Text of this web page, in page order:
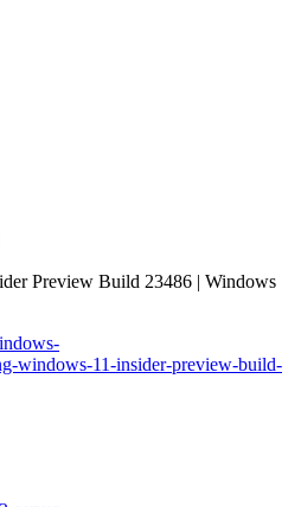
Preview Build 23486 | Windows
windows-11-insider-preview-build-